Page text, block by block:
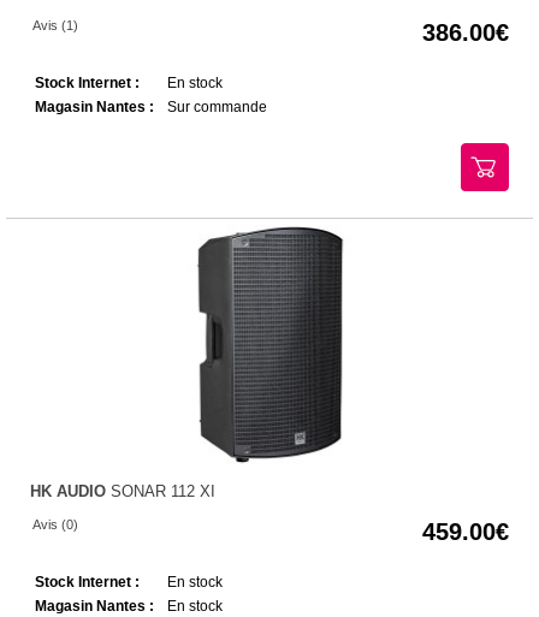
Avis (1) 386.00
Stock Internet :
En stock
Magasin Nantes :
Sur commande
HK AUDIO SONAR 112 XI
Avis (0) 459.00
Stock Internet :
En stock
Magasin Nantes :
En stock